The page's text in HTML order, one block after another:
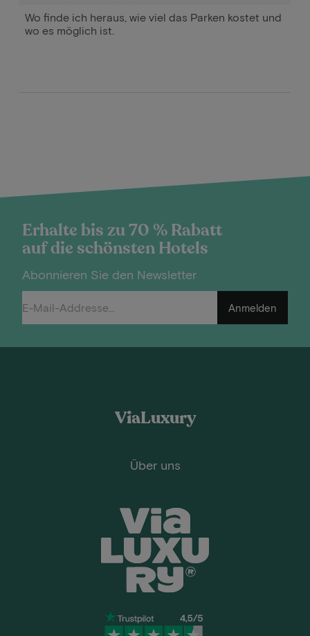
Wo finde ich heraus, wie viel das Parken kostet und
wo es möglich ist.
Erhalte bis zu 70 % Rabatt
auf die schönsten Hotels
Abonnieren Sie den Newsletter
Anmelden
ViaLuxury
Über uns